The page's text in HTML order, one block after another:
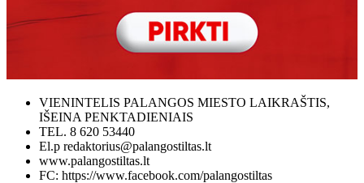
VIENINTELIS PALANGOS MIESTO LAIKRAŠTIS,
IŠEINA PENKTADIENIAIS
TEL. 8 620 53440
El.p redaktorius@palangostiltas.lt
www.palangostiltas.lt
FC: https://www.facebook.com/palangostiltas